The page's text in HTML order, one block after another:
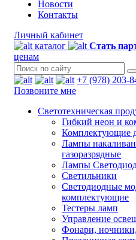
Новости
Контакты
Личный кабинет
каталог
Стать
ценам
+7 (978) 203-
Позвоните мне
Светотехническая
Гибкий неон и
Комплектующие
Лампы
газоразрядные
Лампы
Светильники
Светодиодные
комплектующие
Тестеры ламп
Управление
Фонари, ночники,